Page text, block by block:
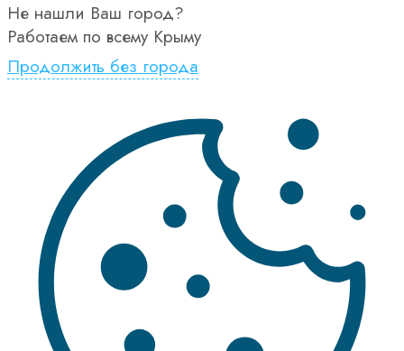
Не нашли Ваш город?
Работаем по всему Крыму
Продолжить без города